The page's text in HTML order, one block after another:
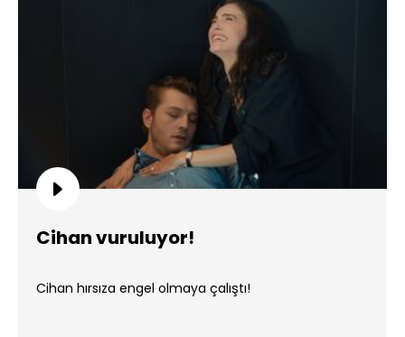
Cihan vuruluyor!
Cihan hırsıza engel olmaya çalıştı!